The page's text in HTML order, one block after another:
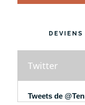
Twitter
Tweets de